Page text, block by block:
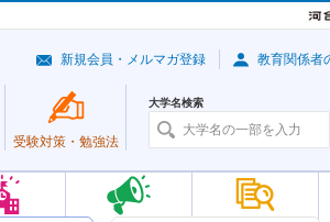
受験対策・ 勉強法
大学名検索
新規会員・メルマガ登録 教育関係者